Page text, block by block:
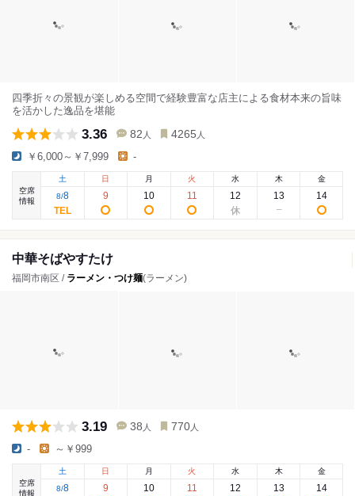
四季折々の景観が楽しめる空間で経験豊富な店主による食材本来の旨味
を活かした逸品を堪能
3.36 82 人 4265 人
￥6,000～￥7,999 -
空席
情報
土
8/8
日
9
月
10
火
11
水
12
木
13
金
14
中華そばやすたけ
福岡市南区 / ラーメン・つけ麺(ラーメン)
3.19 38 人 770 人
- ～￥999
空席
情報
土
8/8
日
9
月
10
火
11
水
12
木
13
金
14